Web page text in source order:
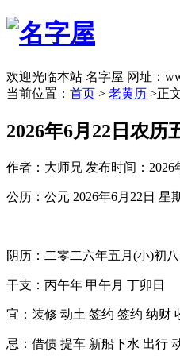
欢迎光临本站 名字屋 网址：
当前位置： 首页 > 老黄历 >正
2026年6月22日农
作者：大师兄 发布时间：2026
公历：公元 2026年6月22日 星
阴历：二零二六年五月(小)初八
干支：丙午年 甲午月 丁卯日
宜：装修 动土 签约 签约 纳财
忌：借债 提车 新船下水 出行